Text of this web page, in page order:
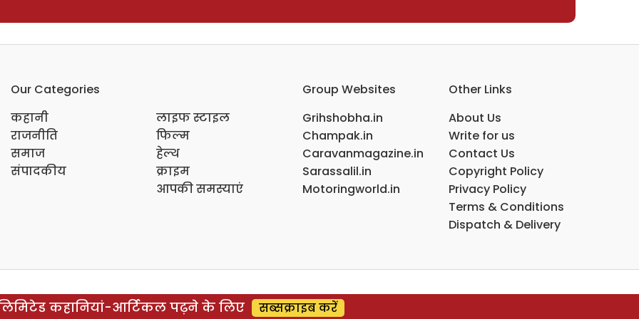
Our Categories
कहानी
राजनीति
समाज
संपादकीय
लाइफ स्टाइल
फिल्म
हेल्थ
क्राइम
आपकी समस्याएं
Group Websites
Grihshobha.in
Champak.in
Caravanmagazine.in
Sarassalil.in
Motoringworld.in
Other Links
About Us
Write for us
Contact Us
Copyright Policy
Privacy Policy
Terms & Conditions
Dispatch & Delivery
कहानियां-आर्टिकल पढ़ने के लिए सब्सक्राइब करें